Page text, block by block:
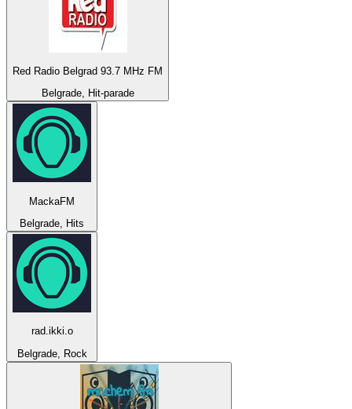
Red Radio Belgrad 93.7 MHz FM
Belgrade, Hit-parade
MackaFM
Belgrade, Hits
rad.ikki.o
Belgrade, Rock